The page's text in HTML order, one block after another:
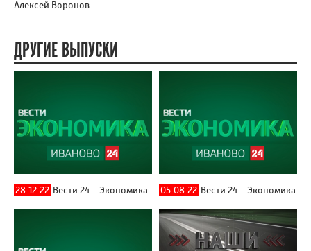
Алексей Воронов
ДРУГИЕ ВЫПУСКИ
28.12.22 Вести 24 - Экономика 05.08.22 Вести 24 - Экономика